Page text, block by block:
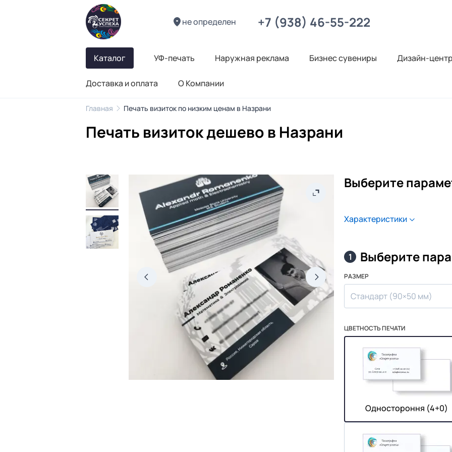
не определен +7 (938) 46-55-222
Каталог УФ-печать Наружная реклама Бизнес сувениры Дизайн-центр
Доставка и оплата О Компании
Главная Печать визиток по низким ценам в Назрани
Печать визиток дешево в Назрани
Выберите
Характеристики
1 Выберите
РАЗМЕР
Стандарт (90×50 мм)
ЦВЕТНОСТЬ ПЕЧАТИ
Одностороння (4+0)